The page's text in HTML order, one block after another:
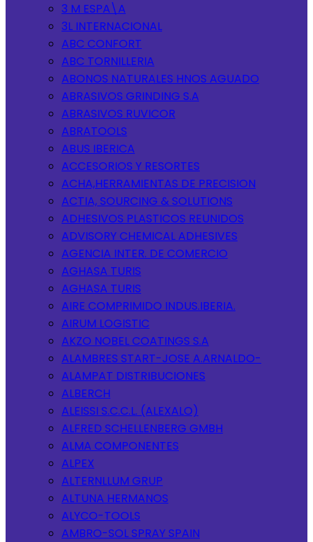
3 M ESPA\A
3L INTERNACIONAL
ABC CONFORT
ABC TORNILLERIA
ABONOS NATURALES HNOS AGUADO
ABRASIVOS GRINDING S.A
ABRASIVOS RUVICOR
ABRATOOLS
ABUS IBERICA
ACCESORIOS Y RESORTES
ACHA,HERRAMIENTAS DE PRECISION
ACTIA, SOURCING & SOLUTIONS
ADHESIVOS PLASTICOS REUNIDOS
ADVISORY CHEMICAL ADHESIVES
AGENCIA INTER. DE COMERCIO
AGHASA TURIS
AGHASA TURIS
AIRE COMPRIMIDO INDUS.IBERIA.
AIRUM LOGISTIC
AKZO NOBEL COATINGS S.A
ALAMBRES START-JOSE A.ARNALDO-
ALAMPAT DISTRIBUCIONES
ALBERCH
ALEISSI S.C.C.L. (ALEXALO)
ALFRED SCHELLENBERG GMBH
ALMA COMPONENTES
ALPEX
ALTERNLLUM GRUP
ALTUNA HERMANOS
ALYCO-TOOLS
AMBRO-SOL SPRAY SPAIN